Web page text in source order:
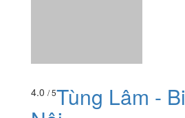
4.0 / 5Tùng Lâm -